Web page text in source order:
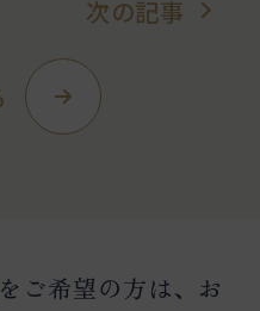
次の記事
ご希望の方は、お